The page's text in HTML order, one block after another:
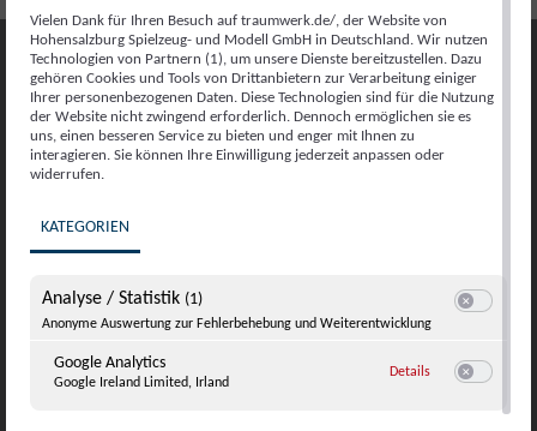
Ihr Tisch im Restaurant Pepito
– und freuen Sie sich auf unvergessliche
Vielen Dank für Ihren Besuch auf traumwerk.de/, der Website von
Hohensalzburg Spielzeug- und Modell GmbH in Deutschland. Wir nutzen
Technologien von Partnern (1), um unsere Dienste bereitzustellen. Dazu
gehören Cookies und Tools von Drittanbietern zur Verarbeitung einiger
Ihrer personenbezogenen Daten. Diese Technologien sind für die Nutzung
der Website nicht zwingend erforderlich. Dennoch ermöglichen sie es
uns, einen besseren Service zu bieten und enger mit Ihnen zu
interagieren. Sie können Ihre Einwilligung jederzeit anpassen oder
widerrufen.
KATEGORIEN
Analyse / Statistik (1)
Anonyme Auswertung zur Fehlerbehebung und Weiterentwicklung
Google Analytics
Google Ireland Limited, Irland
Details zu Google